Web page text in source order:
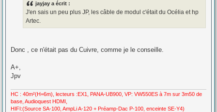
jayjay a écrit :
J'en sais un peu plus JP, les câble de modul c'était du Océlia et hp
Artec.
Donc , ce n'était pas du Cuivre, comme je le conseille.
A+,
Jpv
HC : 40m²(H=6m), lecteurs :EX1, PANA-UB900, VP: VW550ES à 7m sur 3m50 de
base, Audioquest HDMI,
HIFI:(Source SA-100, AmpLi A-120 + Préamp-Dac P-100, enceinte SE-Y4)